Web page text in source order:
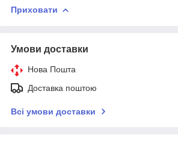
Приховати
Умови доставки
Нова Пошта
Доставка поштою
Всі умови доставки